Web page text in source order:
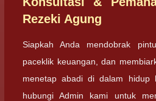
Rezeki Agung
Siapkah Anda mendobrak
paceklik keuangan, dan
menetap abadi di dalam hidup
hubungi Admin kami untuk